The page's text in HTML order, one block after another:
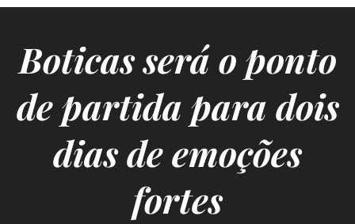
Boticas será o ponto
de partida para dois
dias de emoções
fortes